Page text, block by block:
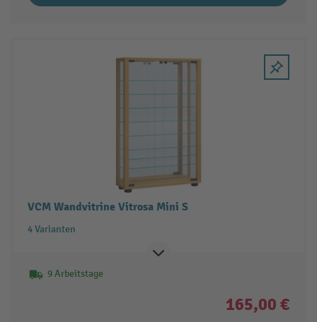
VCM Wandvitrine Vitrosa Mini S
4 Varianten
9 Arbeitstage
165,00 €